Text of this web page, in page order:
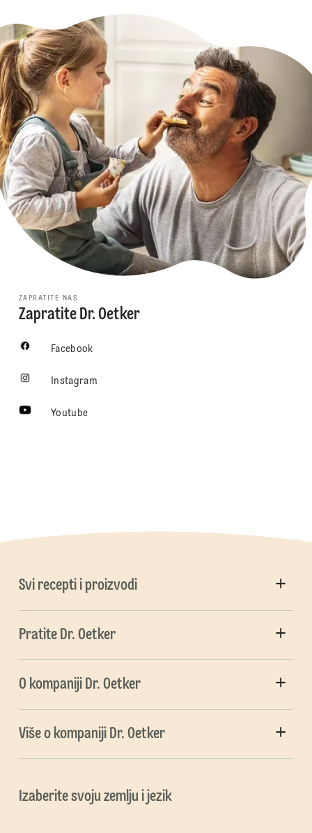
ZAPRATITE NAS
Zapratite Dr. Oetker
Facebook
Instagram
Youtube
Svi recepti i proizvodi
Pratite Dr. Oetker
O kompaniji Dr. Oetker
Više o kompaniji Dr. Oetker
Izaberite svoju zemlju i jezik